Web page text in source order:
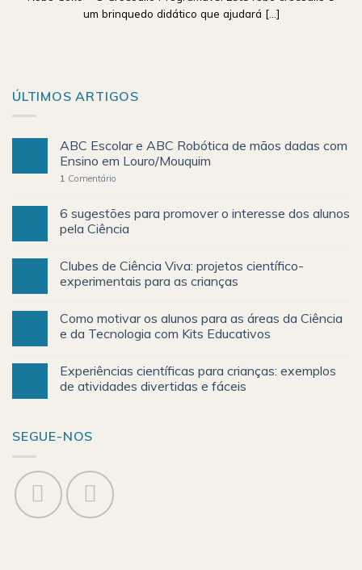
um brinquedo didático que ajudará [...]
ÚLTIMOS ARTIGOS
ABC Escolar e ABC Robótica de mãos dadas com
Ensino em Louro/Mouquim
1 Comentário
6 sugestões para promover o interesse dos alunos
pela Ciência
Clubes de Ciência Viva: projetos científico-
experimentais para as crianças
Como motivar os alunos para as áreas da Ciência
e da Tecnologia com Kits Educativos
Experiências científicas para crianças: exemplos
de atividades divertidas e fáceis
SEGUE-NOS